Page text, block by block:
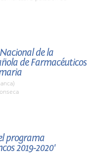
de la
de Farmacéuticos
programa
2019-2020'